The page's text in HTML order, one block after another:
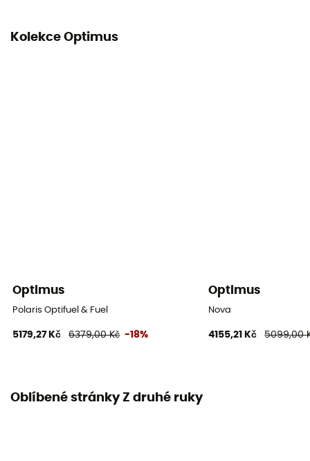
Kolekce Optimus
Optimus
Polaris Optifuel & Fuel
5179,27 Kč 6379,00 Kč -18%
Optimus
Nova
4155,21 Kč 5099,00
Oblíbené stránky Z druhé ruky